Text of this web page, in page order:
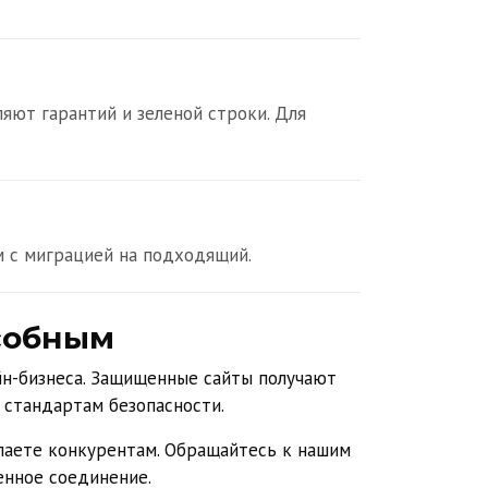
гарантий и зеленой строки. Для
миграцией на подходящий.
бизнеса. Защищенные сайты получают
безопасности.
конкурентам. Обращайтесь к нашим
соединение.